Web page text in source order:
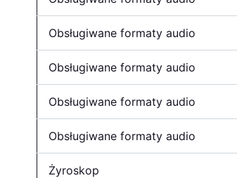
Obsługiwane formaty audio
Obsługiwane formaty audio
Obsługiwane formaty audio
Obsługiwane formaty audio
Żyroskop